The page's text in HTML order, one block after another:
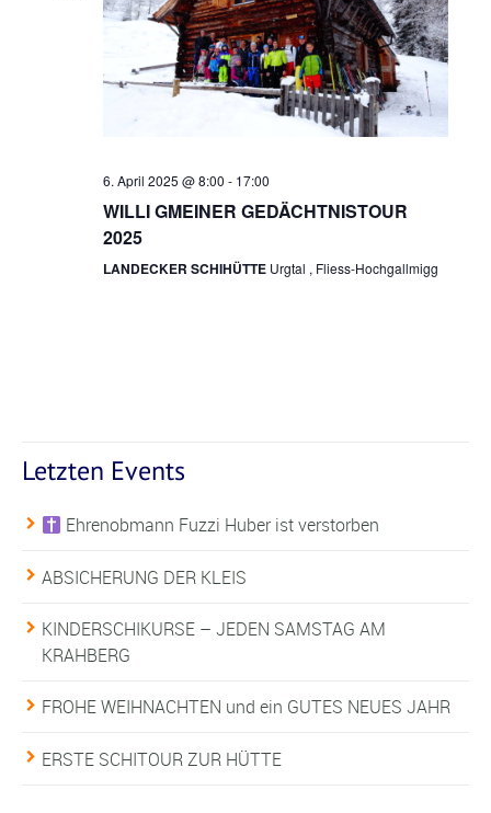
6. April 2025 @ 8:00 - 17:00
WILLI GMEINER GEDÄCHTNISTOUR
2025
LANDECKER SCHIHÜTTE Urgtal , Fliess-Hochgallmigg
Letzten Events
Ehrenobmann Fuzzi Huber ist verstorben
ABSICHERUNG DER KLEIS
KINDERSCHIKURSE – JEDEN SAMSTAG AM
KRAHBERG
FROHE WEIHNACHTEN und ein GUTES NEUES JAHR
ERSTE SCHITOUR ZUR HÜTTE